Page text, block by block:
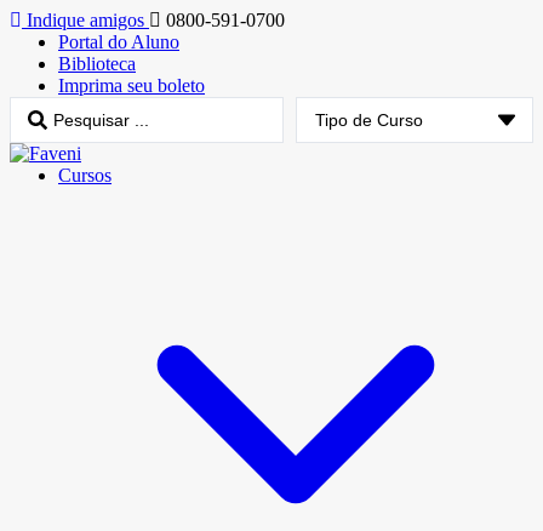
Indique amigos
0800-591-0700
Portal do Aluno
Biblioteca
Imprima seu boleto
Cursos